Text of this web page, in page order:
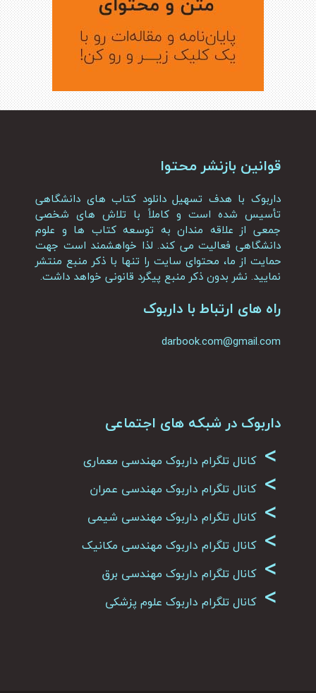
قوانین بازنشر محتوا
داربوک با هدف تسهیل دانلود کتاب های دانشگاهی
تأسیس شده است و کاملاً با تلاش های شخصی
جمعی از علاقه مندان به توسعه کتاب ها و علوم
دانشگاهی فعالیت می کند. لذا خواهشمند است جهت
حمایت از ما، محتوای سایت را تنها با ذکر منبع منتشر
نمایید. نشر بدون ذکر منبع پیگرد قانونی خواهد داشت.
راه های ارتباط با داربوک
darbook.com@gmail.com
داربوک در شبکه های اجتماعی
> کانال تلگرام داربوک مهندسی معماری
> کانال تلگرام داربوک مهندسی عمران
> کانال تلگرام داربوک مهندسی شیمی
> کانال تلگرام داربوک مهندسی مکانیک
> کانال تلگرام داربوک مهندسی برق
> کانال تلگرام داربوک علوم پزشکی